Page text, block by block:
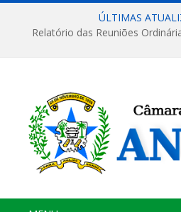
ÚLTIMAS
Relatório das Reuniões